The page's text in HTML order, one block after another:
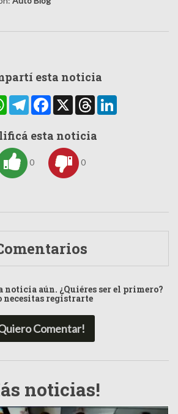
esta noticia
WhatsAppTelegramFacebook
X Threads
esta noticia
0 0
noticia aún. ¿Quiéres ser el primero?
necesitas registrarte
Comentar!
noticias!